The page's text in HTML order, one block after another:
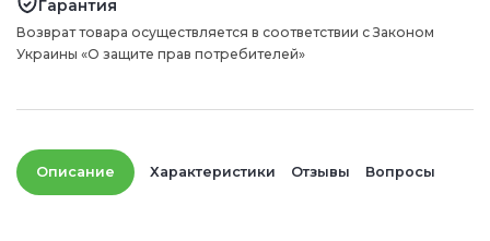
Гарантия
Возврат товара осуществляется в соответствии с Законом
Украины «О защите прав потребителей»
Описание Характеристики Отзывы Вопросы